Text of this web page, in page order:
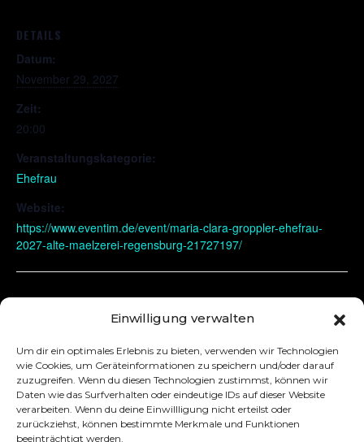
Einwilligung verwalten
Um dir ein optimales Erlebnis zu bieten, verwenden wir Technologien
wie Cookies, um Geräteinformationen zu speichern und/oder darauf
zuzugreifen. Wenn du diesen Technologien zustimmst, können wir
Daten wie das Surfverhalten oder eindeutige IDs auf dieser Website
verarbeiten. Wenn du deine Einwillligung nicht erteilst oder
zurückziehst, können bestimmte Merkmale und Funktionen
beeinträchtigt werden.
DETAILS
Datum:
November 29, 2027
Zeit:
20:00
Veranstaltungskategorie:
Ehefrau
Website:
https://www.eventim.de/event/maria-clara-groppler-ehefrau-
2027-alte-maelzerei-regensburg-21727197/